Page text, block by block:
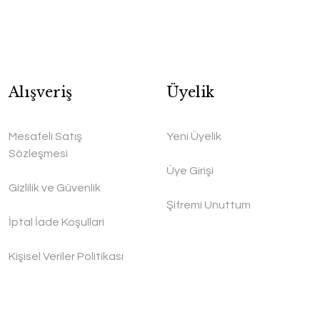
Alışveriş
Mesafeli Satış
Sözleşmesi
Gizlilik ve Güvenlik
İptal İade Koşullari
Kişisel Veriler Politikası
Üyelik
Yeni Üyelik
Üye Girişi
Şifremi Unuttum